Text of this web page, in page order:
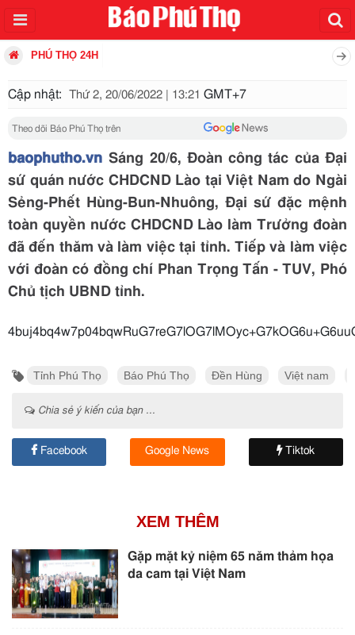
PHÚ THỌ 24H
Cập nhật: Thứ 2, 20/06/2022 | 13:21 GMT+7
Theo dõi Báo Phú Thọ trên
baophutho.vn Sáng 20/6, Đoàn công tác của Đại
sứ quán nước CHDCND Lào tại Việt Nam do Ngài
Sẻng-Phết Hùng-Bun-Nhuông, Đại sứ đặc mệnh
toàn quyền nước CHDCND Lào làm Trưởng đoàn
đã đến thăm và làm việc tại tỉnh. Tiếp và làm việc
với đoàn có đồng chí Phan Trọng Tấn - TUV, Phó
Chủ tịch UBND tỉnh.
Tỉnh Phú Thọ Báo Phú Thọ Đền Hùng Việt nam
Chia sẻ ý kiến của bạn ...
Facebook Google News Tiktok
XEM THÊM
Gặp mặt kỷ niệm 65 năm thảm họa
da cam tại Việt Nam